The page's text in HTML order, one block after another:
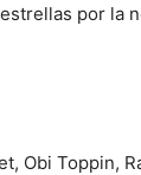
por la
Obi Toppin,